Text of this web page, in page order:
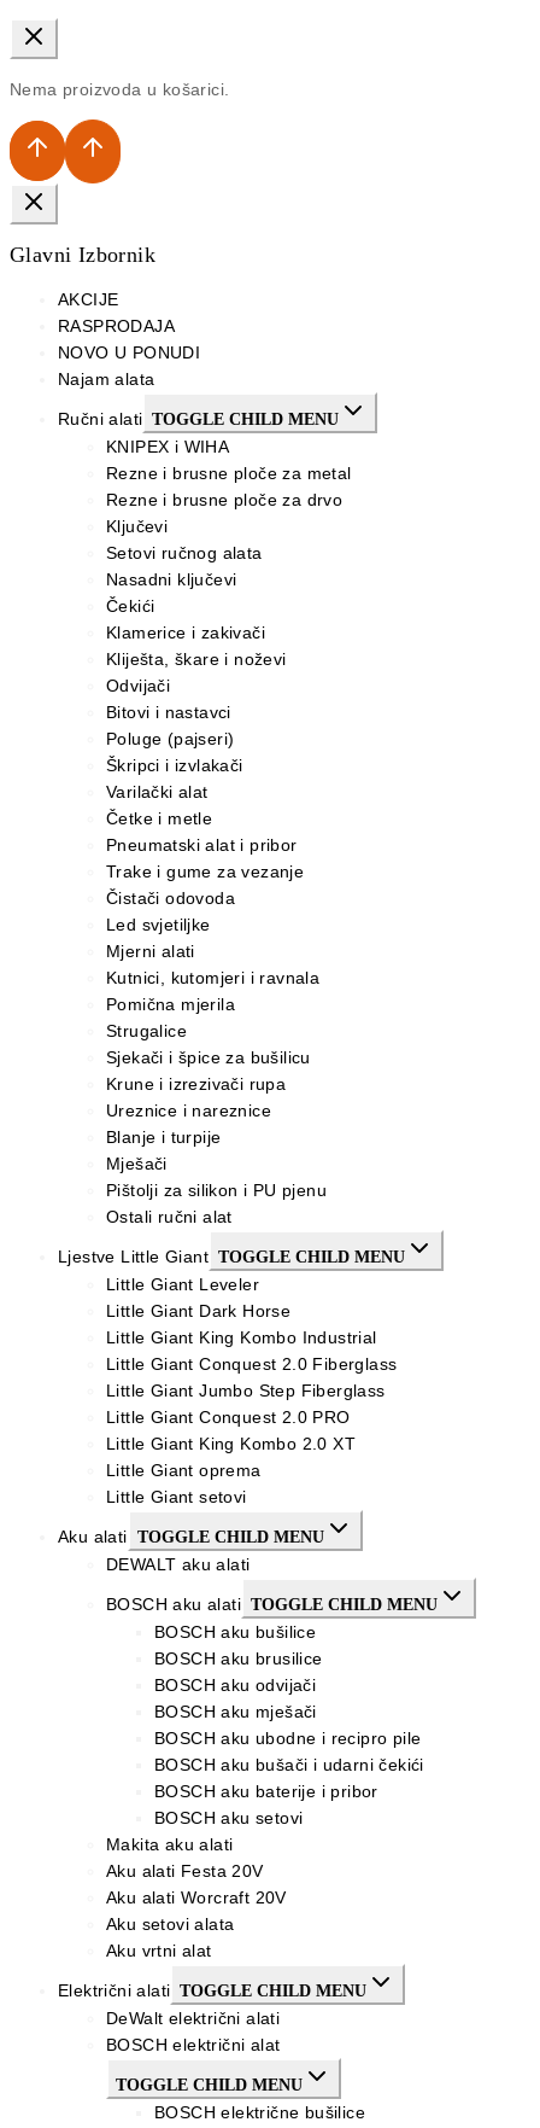
Nema proizvoda u košarici.
Glavni Izbornik
AKCIJE
RASPRODAJA
NOVO U PONUDI
Najam alata
Ručni alati TOGGLE CHILD MENU
KNIPEX i WIHA
Rezne i brusne ploče za metal
Rezne i brusne ploče za drvo
Ključevi
Setovi ručnog alata
Nasadni ključevi
Čekići
Klamerice i zakivači
Kliješta, škare i noževi
Odvijači
Bitovi i nastavci
Poluge (pajseri)
Škripci i izvlakači
Varilački alat
Četke i metle
Pneumatski alat i pribor
Trake i gume za vezanje
Čistači odovoda
Led svjetiljke
Mjerni alati
Kutnici, kutomjeri i ravnala
Pomična mjerila
Strugalice
Sjekači i špice za bušilicu
Krune i izrezivači rupa
Ureznice i nareznice
Blanje i turpije
Mješači
Pištolji za silikon i PU pjenu
Ostali ručni alat
Ljestve Little Giant TOGGLE CHILD MENU
Little Giant Leveler
Little Giant Dark Horse
Little Giant King Kombo Industrial
Little Giant Conquest 2.0 Fiberglass
Little Giant Jumbo Step Fiberglass
Little Giant Conquest 2.0 PRO
Little Giant King Kombo 2.0 XT
Little Giant oprema
Little Giant setovi
Aku alati TOGGLE CHILD MENU
DEWALT aku alati
BOSCH aku alati TOGGLE CHILD MENU
BOSCH aku bušilice
BOSCH aku brusilice
BOSCH aku odvijači
BOSCH aku mješači
BOSCH aku ubodne i recipro pile
BOSCH aku bušači i udarni čekići
BOSCH aku baterije i pribor
BOSCH aku setovi
Makita aku alati
Aku alati Festa 20V
Aku alati Worcraft 20V
Aku setovi alata
Aku vrtni alat
Električni alati TOGGLE CHILD MENU
DeWalt električni alati
BOSCH električni alat
TOGGLE CHILD MENU
BOSCH električne bušilice